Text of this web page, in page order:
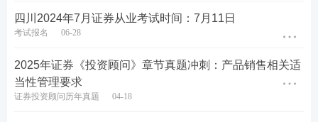
四川2024年7月证券从业考试时间：7月11日
考试报名 06-28
2025年证券《投资顾问》章节真题冲刺：产品销售相关适
当性管理要求
证券投资顾问历年真题 04-18